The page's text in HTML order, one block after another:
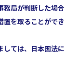
務局が判断した場合
置を取ることができ
しては、日本国法に